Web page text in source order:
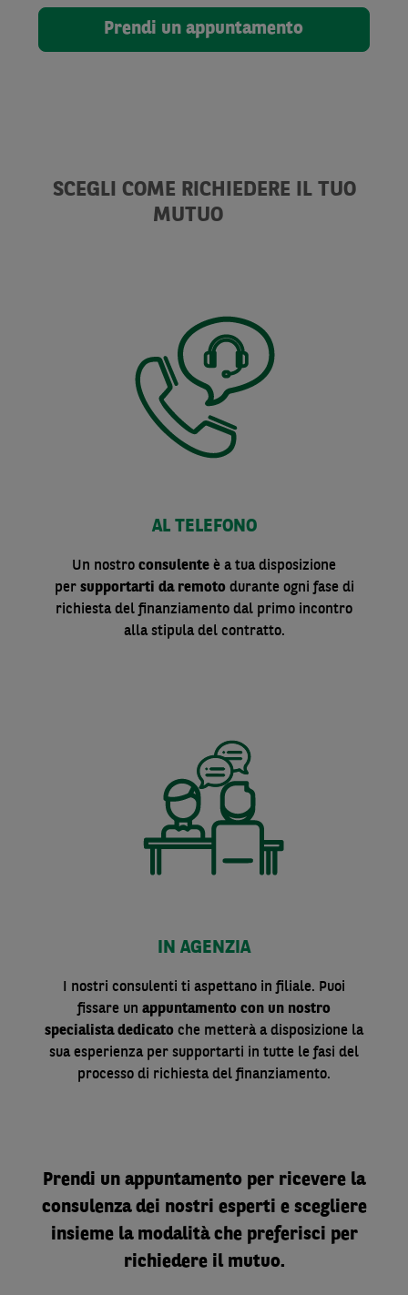
Prendi un appuntamento
SCEGLI COME RICHIEDERE IL TUO
MUTUO
AL TELEFONO
Un nostro consulente è a tua disposizione
per supportarti da remotodurante ogni fase di
richiesta del finanziamento dal primo incontro
alla stipula del contratto.
IN AGENZIA
I nostri consulenti ti aspettano in filiale. Puoi
fissare un appuntamento con un nostro
specialista dedicato che metterà a disposizione la
sua esperienza per supportarti in tutte le fasi del
processo di richiesta del finanziamento.
Prendi un appuntamento per ricevere la
consulenza dei nostri esperti e scegliere
insieme la modalità che preferisci per
richiedere il mutuo.